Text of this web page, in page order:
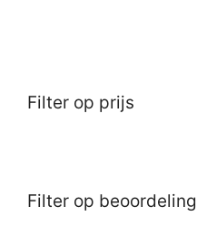
Filter op prijs
Filter op beoordeling